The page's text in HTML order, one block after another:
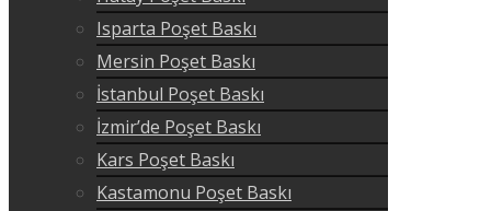
Isparta Poşet Baskı
Mersin Poşet Baskı
İstanbul Poşet Baskı
İzmir’de Poşet Baskı
Kars Poşet Baskı
Kastamonu Poşet Baskı